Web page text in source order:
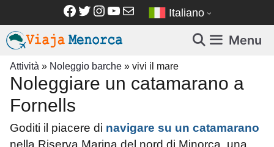
contenuto
Facebook
Twitter
Instagram
YouTube
Email Italiano
Menu
Attività » Noleggio barche » vivi il mare
Noleggiare un catamarano a
Fornells
Goditi il piacere di navigare su un catamarano
nella Riserva Marina del nord di Minorca, una